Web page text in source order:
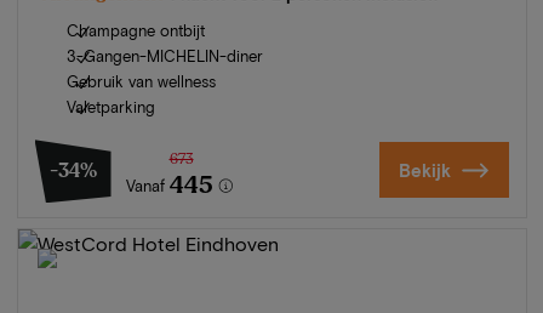
Champagne ontbijt
3-Gangen-MICHELIN-diner
Gebruik van wellness
Valetparking
-34%
Vanaf
673
445 Bekijk